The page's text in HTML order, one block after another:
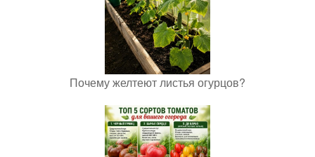
Почему желтеют листья огурцов?